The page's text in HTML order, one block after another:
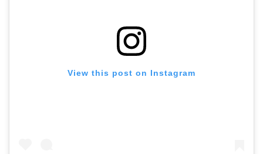
View this post on Instagram